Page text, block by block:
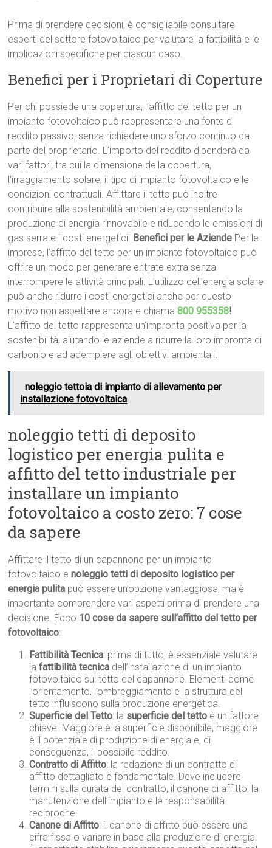
Prima di prendere decisioni, è consigliabile consultare
esperti del settore fotovoltaico per valutare la fattibilità e le
implicazioni specifiche per ciascun caso.
Benefici per i Proprietari di Coperture
Per chi possiede una copertura, l’affitto del tetto per un
impianto fotovoltaico può rappresentare una fonte di
reddito passivo, senza richiedere uno sforzo continuo da
parte del proprietario. L’importo del reddito dipenderà da
vari fattori, tra cui la dimensione della copertura,
l’irraggiamento solare, il tipo di impianto fotovoltaico e le
condizioni contrattuali. Affittare il tetto può inoltre
contribuire alla sostenibilità ambientale, consentendo la
produzione di energia rinnovabile e riducendo le emissioni di
gas serra e i costi energetici. Benefici per le Aziende Per le
imprese, l’affitto del tetto per un impianto fotovoltaico può
offrire un modo per generare entrate extra senza
interrompere le attività principali. L’utilizzo dell’energia solare
può anche ridurre i costi energetici anche per questo
motivo non aspettare ancora e chiama800 955358!
L’affitto del tetto rappresenta un’impronta positiva per la
sostenibilità, aiutando le aziende a ridurre la loro impronta di
carbonio e ad adempiere agli obiettivi ambientali.
noleggio tettoia di impianto di allevamento per
installazione fotovoltaica
noleggio tetti di deposito
logistico per energia pulita e
affitto del tetto industriale per
installare un impianto
fotovoltaico a costo zero: 7 cose
da sapere
Affittare il tetto di un capannone per un impianto
fotovoltaico enoleggio tetti di deposito logistico per
energia pulita può essere un’opzione vantaggiosa, ma è
importante comprendere vari aspetti prima di prendere una
decisione. Ecco 10 cose da sapere sull’affitto del tetto per
fotovoltaico:
Fattibilità Tecnica: prima di tutto, è essenziale valutare
la fattibilità tecnica dell’installazione di un impianto
fotovoltaico sul tetto del capannone. Elementi come
l’orientamento, l’ombreggiamento e la struttura del
tetto influiscono sulla produzione energetica.
Superficie del Tetto: la superficie del tetto è un fattore
chiave. Maggiore è la superficie disponibile, maggiore
è il potenziale di produzione di energia e, di
conseguenza, il possibile reddito.
Contratto di Affitto: la redazione di un contratto di
affitto dettagliato è fondamentale. Deve includere
termini sulla durata del contratto, il canone di affitto, la
manutenzione dell’impianto e le responsabilità
reciproche.
Canone di Affitto: il canone di affitto può essere una
cifra fissa o variare in base alla produzione di energia.